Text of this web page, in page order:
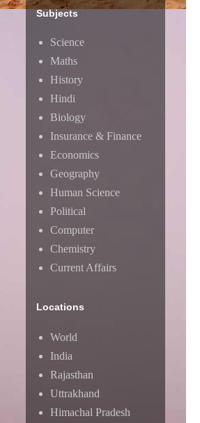
Subjects
Science
Maths
History
Hindi
Biology
Insurance & Finance
Economics
Geography
Human Science
Political
Computer
Chemistry
Current Affairs
Locations
World
India
Rajasthan
Uttrakhand
Himachal Pradesh